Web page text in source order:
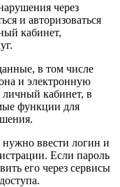
через
и авторизоваться
кабинет,
в том числе
и электронную
личный кабинет, в
функции для
нужно ввести логин и
Если пароль
его через сервисы